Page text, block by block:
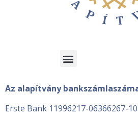
Az alapítvány
Erste Bank 11996217-06366267-